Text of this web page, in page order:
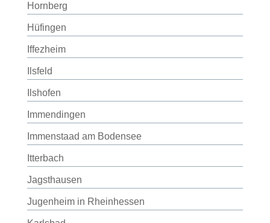
Hornberg
Hüfingen
Iffezheim
Ilsfeld
Ilshofen
Immendingen
Immenstaad am Bodensee
Itterbach
Jagsthausen
Jugenheim in Rheinhessen